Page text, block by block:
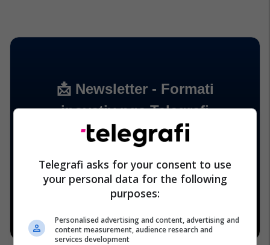
Telegrafi asks for your consent to use
your personal data for the following
purposes:
Personalised advertising and content, advertising and
content measurement, audience research and
services development